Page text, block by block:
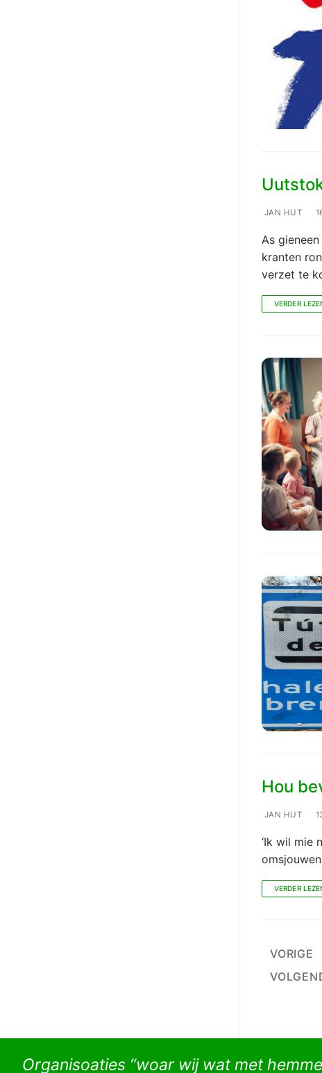
JAN HUT
As
kranten
verzet te
VERDER
Hou
JAN HUT
‘Ik wil mie
VERDER
VORIGE
Organisoaties “woar wij wat met